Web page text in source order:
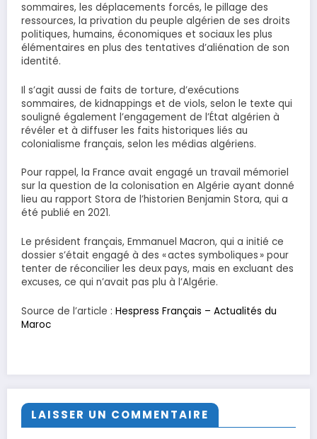
sommaires, les déplacements forcés, le pillage des
ressources, la privation du peuple algérien de ses droits
politiques, humains, économiques et sociaux les plus
élémentaires en plus des tentatives d’aliénation de son
identité.
Il s’agit aussi de faits de torture, d’exécutions
sommaires, de kidnappings et de viols, selon le texte qui
souligné également l’engagement de l’État algérien à
révéler et à diffuser les faits historiques liés au
colonialisme français, selon les médias algériens.
Pour rappel, la France avait engagé un travail mémoriel
sur la question de la colonisation en Algérie ayant donné
lieu au rapport Stora de l’historien Benjamin Stora, qui a
été publié en 2021.
Le président français, Emmanuel Macron, qui a initié ce
dossier s’était engagé à des « actes symboliques » pour
tenter de réconcilier les deux pays, mais en excluant des
excuses, ce qui n’avait pas plu à l’Algérie.
Source de l’article : Hespress Français – Actualités du
Maroc
LAISSER UN COMMENTAIRE